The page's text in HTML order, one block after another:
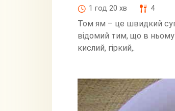
1 год 20 хв 4
Том ям – це швидкий
відомий тим, що в ньому
кислий, гіркий,.